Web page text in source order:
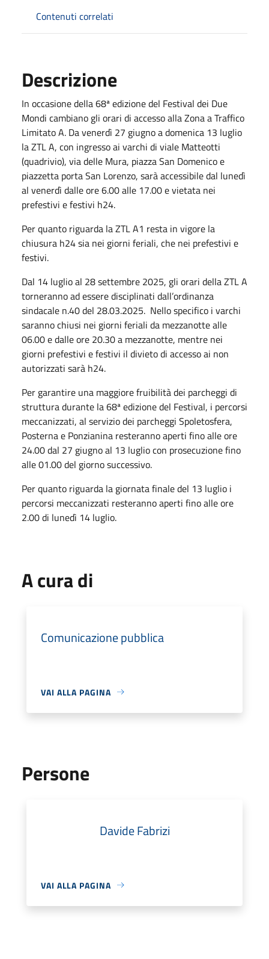
Contenuti correlati
Descrizione
In occasione della 68ª edizione del Festival dei Due
Mondi cambiano gli orari di accesso alla Zona a Traffico
Limitato A. Da venerdì 27 giugno a domenica 13 luglio
la ZTL A, con ingresso ai varchi di viale Matteotti
(quadrivio), via delle Mura, piazza San Domenico e
piazzetta porta San Lorenzo, sarà accessibile dal lunedì
al venerdì dalle ore 6.00 alle 17.00 e vietata nei
prefestivi e festivi h24.
Per quanto riguarda la ZTL A1 resta in vigore la
chiusura h24 sia nei giorni feriali, che nei prefestivi e
festivi.
Dal 14 luglio al 28 settembre 2025, gli orari della ZTL A
torneranno ad essere disciplinati dall’ordinanza
sindacale n.40 del 28.03.2025. Nello specifico i varchi
saranno chiusi nei giorni feriali da mezzanotte alle
06.00 e dalle ore 20.30 a mezzanotte, mentre nei
giorni prefestivi e festivi il divieto di accesso ai non
autorizzati sarà h24.
Per garantire una maggiore fruibilità dei parcheggi di
struttura durante la 68ª edizione del Festival, i percorsi
meccanizzati, al servizio dei parcheggi Spoletosfera,
Posterna e Ponzianina resteranno aperti fino alle ore
24.00 dal 27 giugno al 13 luglio con prosecuzione fino
alle 01.00 del giorno successivo.
Per quanto riguarda la giornata finale del 13 luglio i
percorsi meccanizzati resteranno aperti fino alle ore
2.00 di lunedì 14 luglio.
A cura di
Comunicazione pubblica
VAI ALLA PAGINA
Persone
Davide Fabrizi
VAI ALLA PAGINA